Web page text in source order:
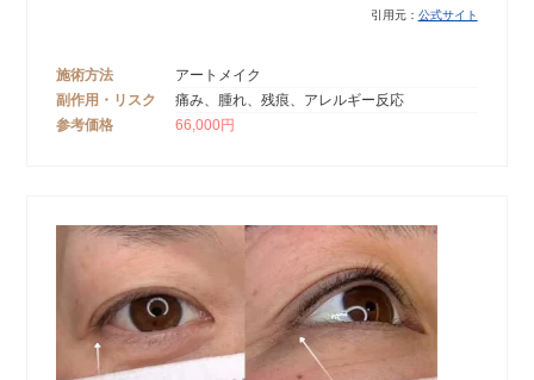
引用元： 公式サイト
施術方法
アートメイク
副作用・リスク
痛み、腫れ、残痕、アレルギー反応
参考価格
66,000円